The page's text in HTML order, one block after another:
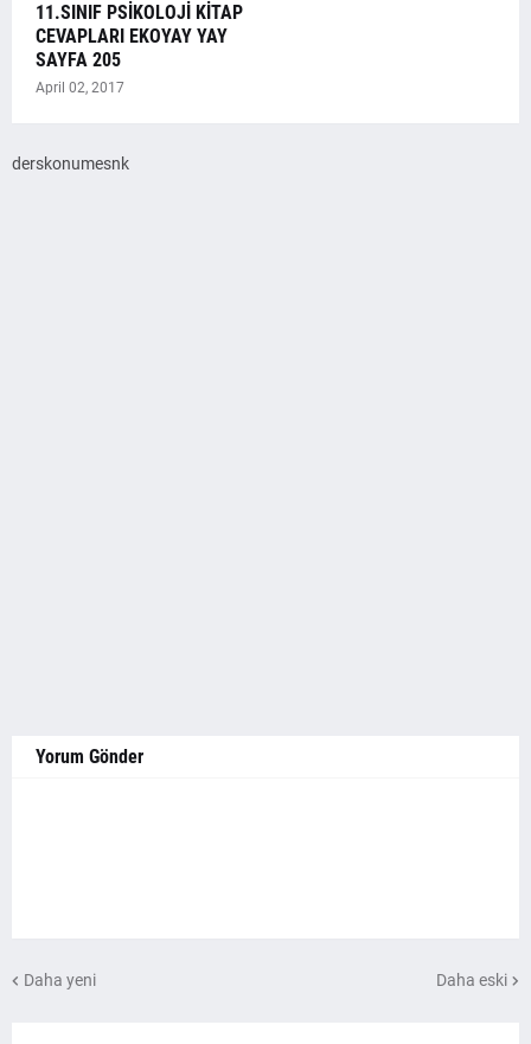
11.SINIF PSİKOLOJİ KİTAP
CEVAPLARI EKOYAY YAY
SAYFA 205
April 02, 2017
derskonumesnk
Yorum Gönder
Daha yeni Daha eski